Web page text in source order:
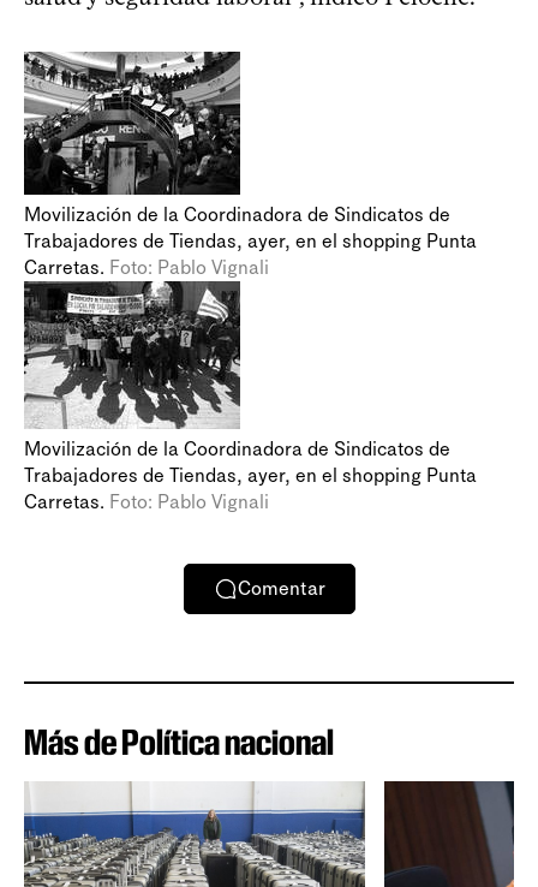
Movilización de la Coordinadora de Sindicatos de
Trabajadores de Tiendas, ayer, en el shopping Punta
Carretas. Foto: Pablo Vignali
Movilización de la Coordinadora de Sindicatos de
Trabajadores de Tiendas, ayer, en el shopping Punta
Carretas. Foto: Pablo Vignali
Comentar
Más de Política nacional